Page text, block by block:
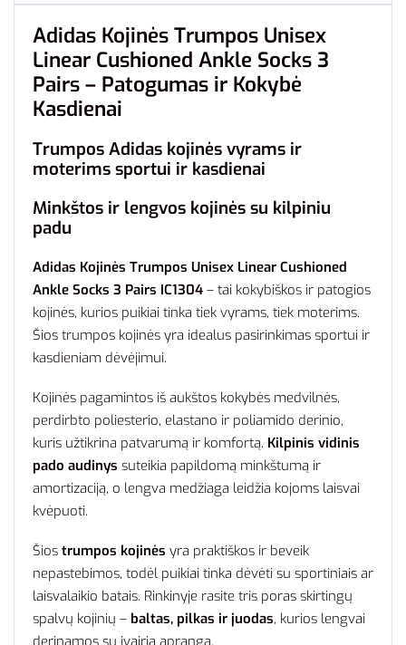
Adidas Kojinės Trumpos Unisex
Linear Cushioned Ankle Socks 3
Pairs – Patogumas ir Kokybė
Kasdienai
Trumpos Adidas kojinės vyrams ir
moterims sportui ir kasdienai
Minkštos ir lengvos kojinės su kilpiniu
padu
Adidas Kojinės Trumpos Unisex Linear Cushioned
Ankle Socks 3 Pairs IC1304 – tai kokybiškos ir patogios
kojinės, kurios puikiai tinka tiek vyrams, tiek moterims.
Šios trumpos kojinės yra idealus pasirinkimas sportui ir
kasdieniam dėvėjimui.
Kojinės pagamintos iš aukštos kokybės medvilnės,
perdirbto poliesterio, elastano ir poliamido derinio,
kuris užtikrina patvarumą ir komfortą. Kilpinis vidinis
pado audinys suteikia papildomą minkštumą ir
amortizaciją, o lengva medžiaga leidžia kojoms laisvai
kvėpuoti.
Šios trumpos kojinės yra praktiškos ir beveik
nepastebimos, todėl puikiai tinka dėvėti su sportiniais ar
laisvalaikio batais. Rinkinyje rasite tris poras skirtingų
spalvų kojinių – baltas, pilkas ir juodas, kurios lengvai
derinamos su įvairia apranga.